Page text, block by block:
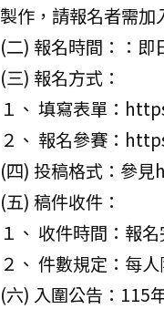
製作，請報名者需
(二) 報名時間：：即
(三) 報名方式：
１、 填寫表單：
２、 報名參賽：
(四) 投稿格式：參
(五) 稿件收件：
１、 收件時間：報
２、 件數規定：每
(六) 入圍公告：115